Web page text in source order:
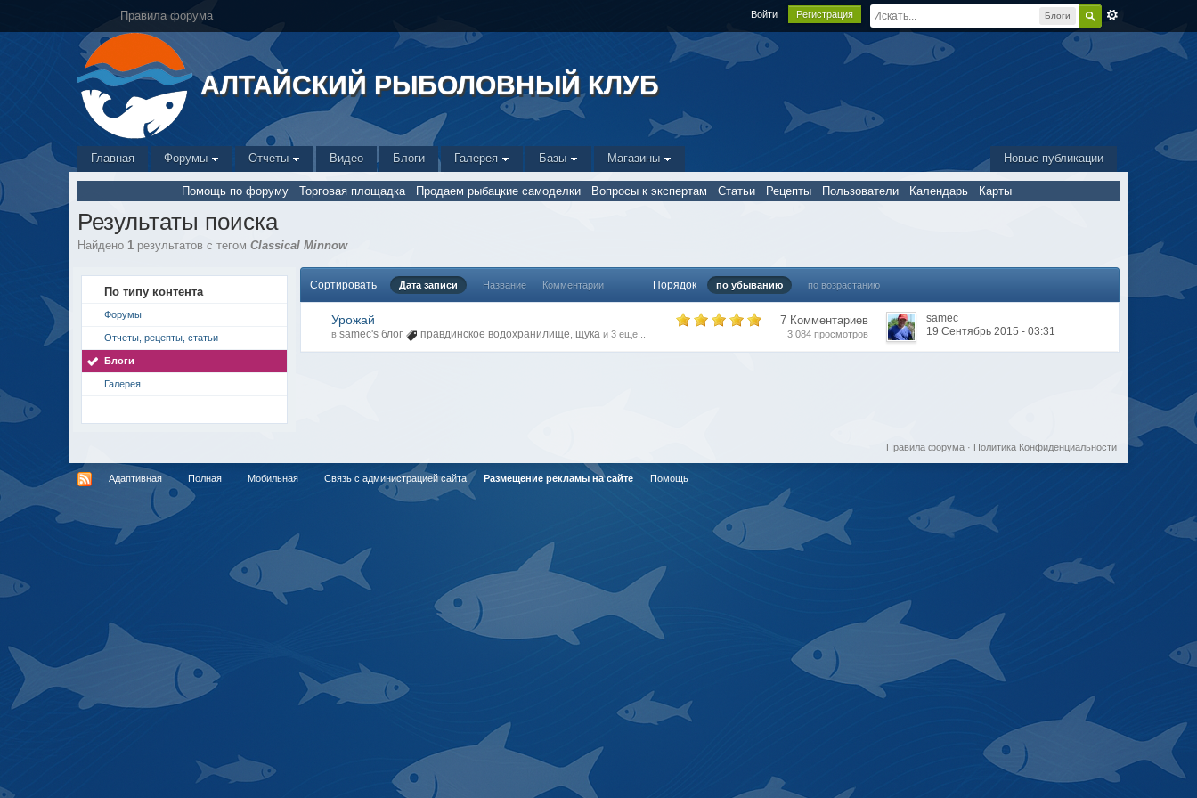
Блоги
Правила форума Войти Регистрация
АЛТАЙСКИЙ РЫБОЛОВНЫЙ КЛУБ
Новые публикации
Главная Форумы Отчеты Видео Блоги Галерея Базы Магазины
Помощь по форуму Торговая площадка Продаем рыбацкие самоделки Вопросы к экспертам Статьи Рецепты Пользователи Календарь Карты
Результаты поиска
Найдено 1 результатов с тегомClassical Minnow
По типу контента
Форумы
Отчеты, рецепты, статьи
Блоги
Галерея
Сортировать Дата записи Название Комментарии Порядок по убыванию по возрастанию
Урожай
вsamec's блог правдинское водохранилище ,щука и 3 еще...
7 Комментариев
3 084 просмотров
samec
19 Сентябрь 2015 - 03:31
Политика Конфиденциальности
Правила форума·
Адаптивная Полная Мобильная Связь с администрацией сайта Размещение рекламы на сайте Помощь